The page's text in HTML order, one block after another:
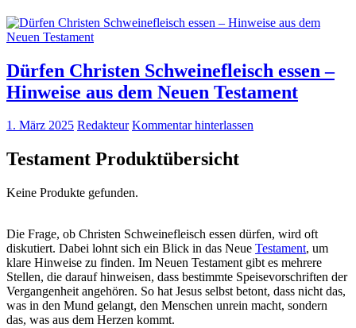
Dürfen Christen Schweinefleisch essen –
Hinweise aus dem Neuen Testament
1. März 2025 Redakteur Kommentar hinterlassen
Testament Produktübersicht
Keine Produkte gefunden.
Die Frage, ob Christen Schweinefleisch essen dürfen, wird oft
diskutiert. Dabei lohnt sich ein Blick in das Neue Testament, um
klare Hinweise zu finden. Im Neuen Testament gibt es mehrere
Stellen, die darauf hinweisen, dass bestimmte Speisevorschriften der
Vergangenheit angehören. So hat Jesus selbst betont, dass nicht das,
was in den Mund gelangt, den Menschen unrein macht, sondern
das, was aus dem Herzen kommt.